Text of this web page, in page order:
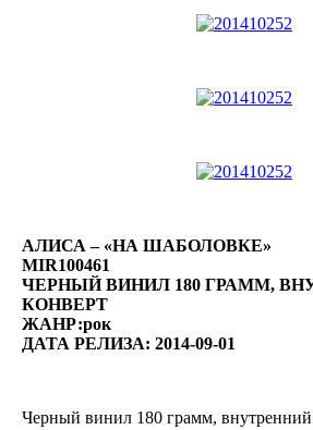
АЛИСА – «НА ШАБОЛОВКЕ»
MIR100461
ЧЕРНЫЙ ВИНИЛ 180 ГРАММ,
КОНВЕРТ
ЖАНР:рок
ДАТА РЕЛИЗА: 2014-09-01
Черный винил 180 грамм, внутренний